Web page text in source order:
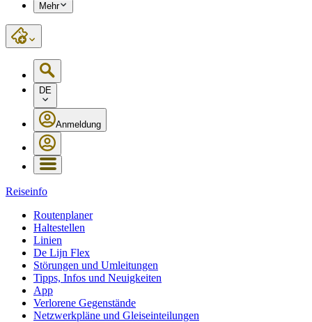
Mehr
DE
Anmeldung
Reiseinfo
Routenplaner
Haltestellen
Linien
De Lijn Flex
Störungen und Umleitungen
Tipps, Infos und Neuigkeiten
App
Verlorene Gegenstände
Netzwerkpläne und Gleiseinteilungen